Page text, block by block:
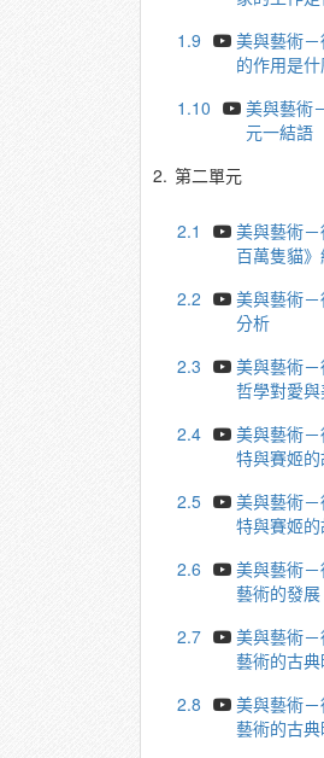
1.9
美與藝術
的作用是
1.10
美與藝
元⼀結語
2. 第二單元
2.1
美與藝術
百萬隻貓
2.2
美與藝術
分析
2.3
美與藝術
哲學對愛
2.4
美與藝術
特與賽姬的
2.5
美與藝術
特與賽姬的
2.6
美與藝術
藝術的發展
2.7
美與藝術
藝術的古典
2.8
美與藝術
藝術的古典